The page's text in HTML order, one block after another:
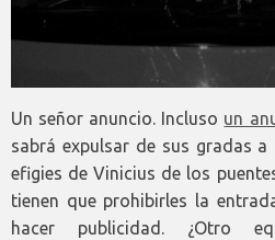
Un señor anuncio. Incluso un
sabrá expulsar de sus gradas
efigies de Vinicius de los
tienen que prohibirles la
hacer publicidad. ¿Otro